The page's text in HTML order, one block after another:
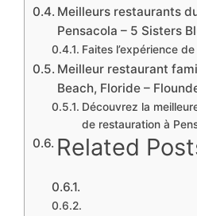
Meilleurs restaurants
Pensacola – 5 Sisters
Faites l’expérience
Meilleur restaurant
Beach, Floride –
Découvrez la
de restauration à
Related